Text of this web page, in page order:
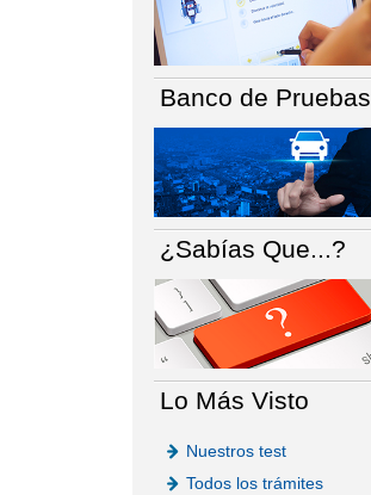
Banco de Pruebas
¿Sabías Que...?
Lo Más Visto
Nuestros test
Todos los trámites